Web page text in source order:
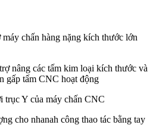
chấn hàng nặng kích thước lớn
nâng các tấm kim loại kích thước và
gấp tấm CNC hoạt động
trục Y của máy chấn CNC
cho nhanah công thao tác bằng tay